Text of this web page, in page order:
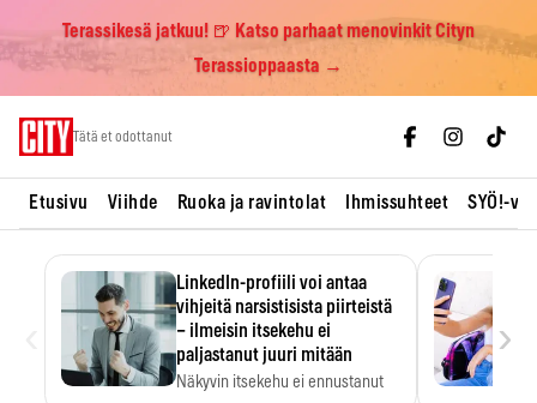
Terassikesä jatkuu! 🍺 Katso parhaat menovinkit Cityn
Terassioppaasta →
Tätä et odottanut
Etusivu Viihde Ruoka ja ravintolat Ihmissuhteet SYÖ!-
LinkedIn-profiili voi antaa
vihjeitä narsistisista piirteistä
– ilmeisin itsekehu ei
paljastanut juuri mitään
Näkyvin itsekehu ei ennustanut
›